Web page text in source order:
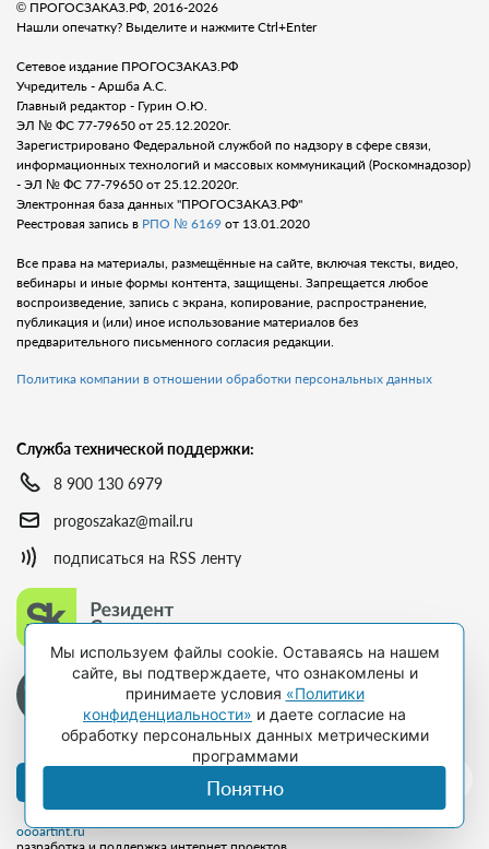
© ПРОГОСЗАКАЗ.РФ, 2016-2026
Нашли опечатку? Выделите и нажмите Ctrl+Enter
Сетевое издание ПРОГОСЗАКАЗ.РФ
Учредитель - Аршба А.С.
Главный редактор - Гурин О.Ю.
ЭЛ № ФС 77-79650 от 25.12.2020г.
Зарегистрировано Федеральной службой по надзору в сфере связи,
информационных технологий и массовых коммуникаций (Роскомнадозор)
- ЭЛ № ФС 77-79650 от 25.12.2020г.
Электронная база данных "ПРОГОСЗАКАЗ.РФ"
Реестровая запись в РПО № 6169 от 13.01.2020
Все права на материалы, размещённые на сайте, включая тексты, видео,
вебинары и иные формы контента, защищены. Запрещается любое
воспроизведение, запись с экрана, копирование, распространение,
публикация и (или) иное использование материалов без
предварительного письменного согласия редакции.
Политика компании в отношении обработки персональных данных
Служба технической поддержки:
8 900 130 6979
progoszakaz@mail.ru
подписаться на RSS ленту
oooartint.ru
Мы используем файлы cookie. Оставаясь на нашем
сайте, вы подтверждаете, что ознакомлены и
принимаете условия «Политики
конфиденциальности» и даете согласие на
обработку персональных данных метрическими
программами
Понятно